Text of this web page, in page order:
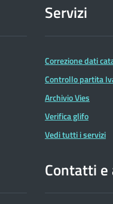
Servizi
Correzione dati
Controllo partita
Archivio Vies
Verifica glifo
Vedi tutti i servizi
Contatti